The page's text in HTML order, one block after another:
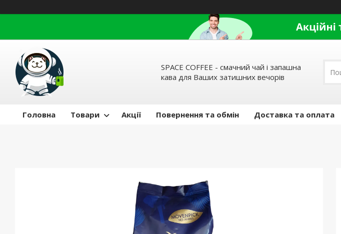
SPACE COFFEE - смачний чай і запашна
кава для Ваших затишних вечорів
Головна Товари Акції Повернення та обмін Доставка та оплата